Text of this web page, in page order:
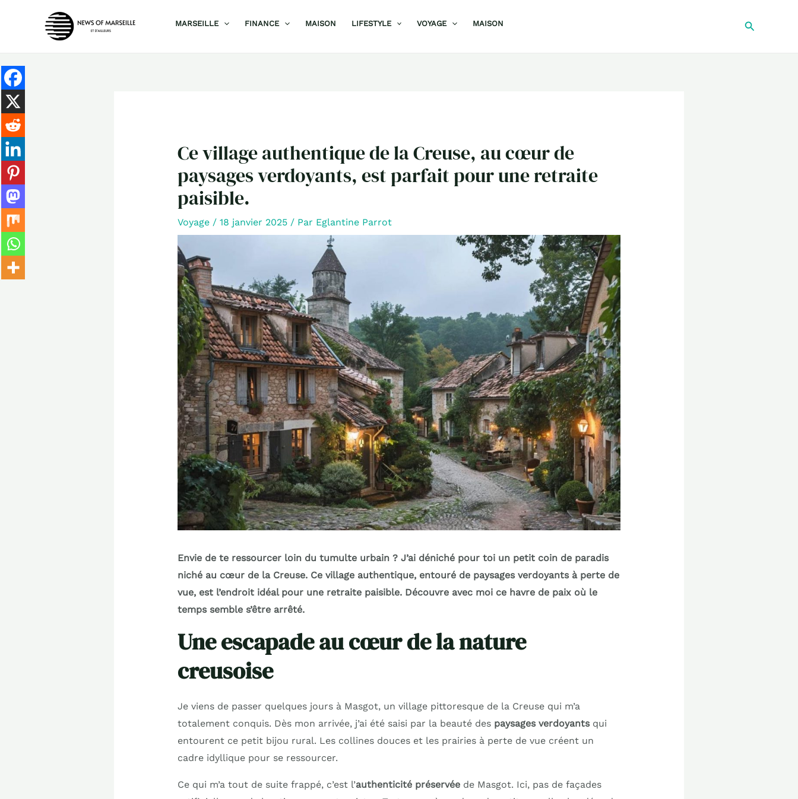
MARSEILLE FINANCE MAISON LIFESTYLE VOYAGE MAISON
Ce village authentique de la Creuse, au cœur de
paysages verdoyants, est parfait pour une retraite
paisible.
Voyage/ 18 janvier 2025 / Par Eglantine Parrot
Envie de te ressourcer loin du tumulte urbain ? J’ai déniché pour toi un petit coin de paradis
niché au cœur de la Creuse. Ce village authentique, entouré de paysages verdoyants à perte de
vue, est l’endroit idéal pour une retraite paisible. Découvre avec moi ce havre de paix où le
temps semble s’être arrêté.
Une escapade au cœur de la nature
creusoise
Je viens de passer quelques jours à Masgot, un village pittoresque de la Creuse qui m’a
totalement conquis. Dès mon arrivée, j’ai été saisi par la beauté des paysages verdoyantsqui
entourent ce petit bijou rural. Les collines douces et les prairies à perte de vue créent un
cadre idyllique pour se ressourcer.
Ce qui m’a tout de suite frappé, c’est l’authenticité préservéede Masgot. Ici, pas de façades